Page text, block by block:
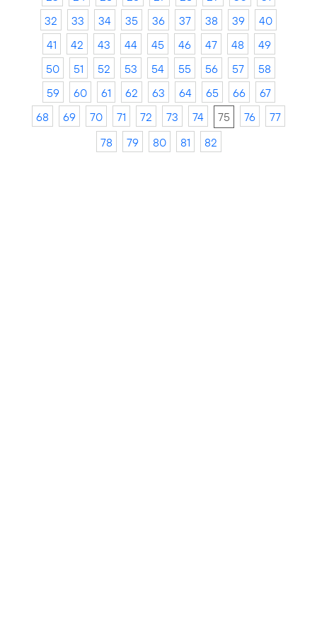
32
33 34 35 36 37 38 39
40
41
42 43 44 45 46 47 48
49
50
51 52 53 54 55 56 57
58
59
60 61 62 63 64 65 66
67
68
69 70 71 72 73 74 75 76
77
78
79 80 81 82